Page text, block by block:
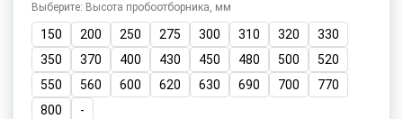
Выберите: Высота пробоотборника, мм
150 200 250 275 300 310 320
330
350
370 400 430 450 480 500
520
550
560 600 620 630 690 700
770
800
-